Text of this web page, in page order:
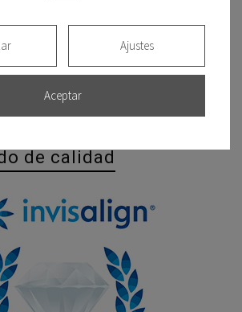
único para cuidar la salud
de calidad
Aceptar
Ajustes